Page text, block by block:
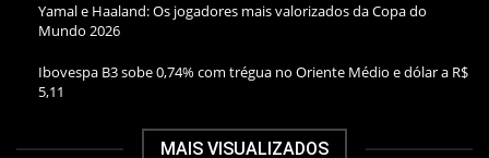
Yamal e Haaland: Os jogadores mais valorizados da Copa do
Mundo 2026
Ibovespa B3 sobe 0,74% com trégua no Oriente Médio e dólar a R$
5,11
MAIS VISUALIZADOS